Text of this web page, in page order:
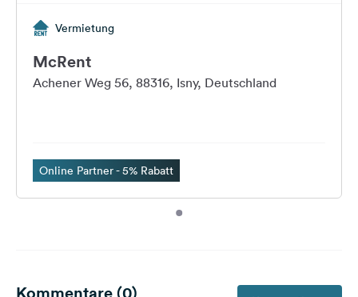
Vermietung
McRent
Achener Weg 56, 88316, Isny, Deutschland
Online Partner - 5% Rabatt
Kommentare (0)